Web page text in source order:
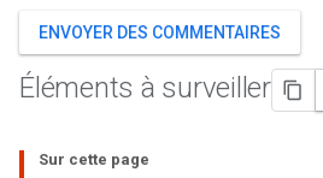
ENVOYER DES COMMENTAIRES
Éléments à surveiller
Sur cette page